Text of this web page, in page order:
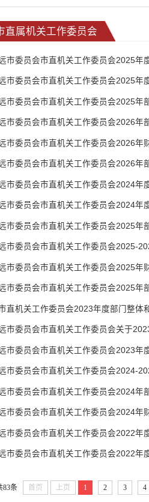
直属机关工作委员会
市委员会市直机关工作委员会2025年
市委员会市直机关工作委员会2025年
市委员会市直机关工作委员会2025年
市委员会市直机关工作委员会2026年
市委员会市直机关工作委员会2026年
市委员会市直机关工作委员会2026年
市委员会市直机关工作委员会2024年
市委员会市直机关工作委员会2024年
市委员会市直机关工作委员会2025年
市委员会市直机关工作委员会2025-
市委员会市直机关工作委员会2025年
市委员会市直机关工作委员会2025年
直机关工作委员会2023年度部门整体
市委员会市直机关工作委员会关于
市委员会市直机关工作委员会2023年
市委员会市直机关工作委员会2024-
市委员会市直机关工作委员会2024年
市委员会市直机关工作委员会2024年
市委员会市直机关工作委员会2022年
市委员会市直机关工作委员会2022年
83条 首页 上页 1 2 3 4